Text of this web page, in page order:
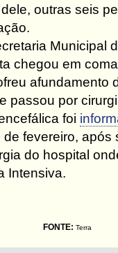
outras seis
Municipal
chegou em
afundamento
passou por
foi
fevereiro,
do hospital
Intensiva.
FONTE: Terra